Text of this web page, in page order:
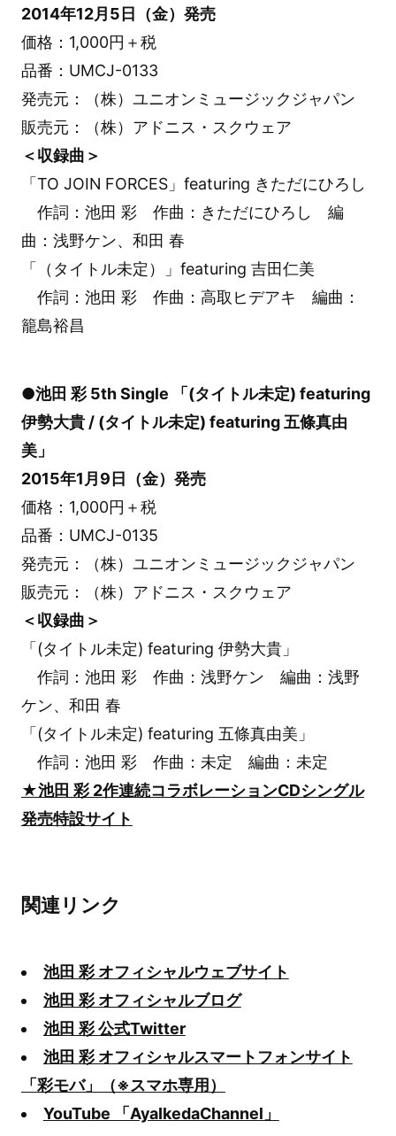
2014年12月5日（金）発売
価格：1,000円＋税
品番：UMCJ-0133
発売元：（株）ユニオンミュージックジャパン
販売元：（株）アドニス・スクウェア
＜収録曲＞
「TO JOIN FORCES」featuring きただにひろし
作詞：池田 彩 作曲：きただにひろし 編
曲：浅野ケン、和田 春
「（タイトル未定）」featuring 吉田仁美
作詞：池田 彩 作曲：高取ヒデアキ 編曲：
籠島裕昌
●池田 彩 5th Single 「(タイトル未定) featuring
伊勢大貴 / (タイトル未定) featuring 五條真由
美」
2015年1月9日（金）発売
価格：1,000円＋税
品番：UMCJ-0135
発売元：（株）ユニオンミュージックジャパン
販売元：（株）アドニス・スクウェア
＜収録曲＞
「(タイトル未定) featuring 伊勢大貴」
作詞：池田 彩 作曲：浅野ケン 編曲：浅野
ケン、和田 春
「(タイトル未定) featuring 五條真由美」
作詞：池田 彩 作曲：未定 編曲：未定
★池田 彩 2作連続コラボレーションCDシングル
発売特設サイト
関連リンク
池田 彩 オフィシャルウェブサイト
池田 彩 オフィシャルブログ
池田 彩 公式Twitter
池田 彩 オフィシャルスマートフォンサイト
「彩モバ」（※スマホ専用）
YouTube 「AyaIkedaChannel」